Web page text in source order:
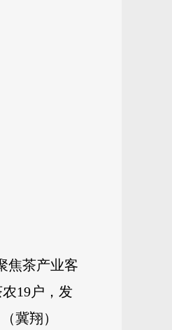
焦茶产业客
19户，发
冀翔）